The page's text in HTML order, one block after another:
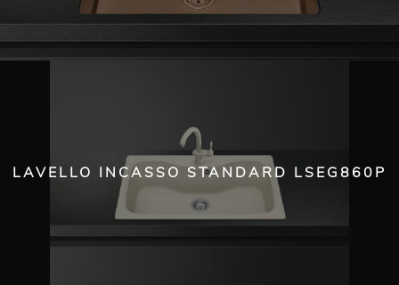
LAVELLO INCASSO STANDARD LSEG860P